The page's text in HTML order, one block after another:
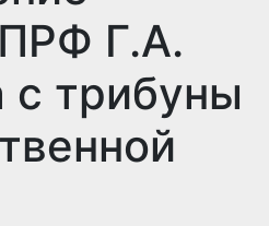
Г.А.
с трибуны